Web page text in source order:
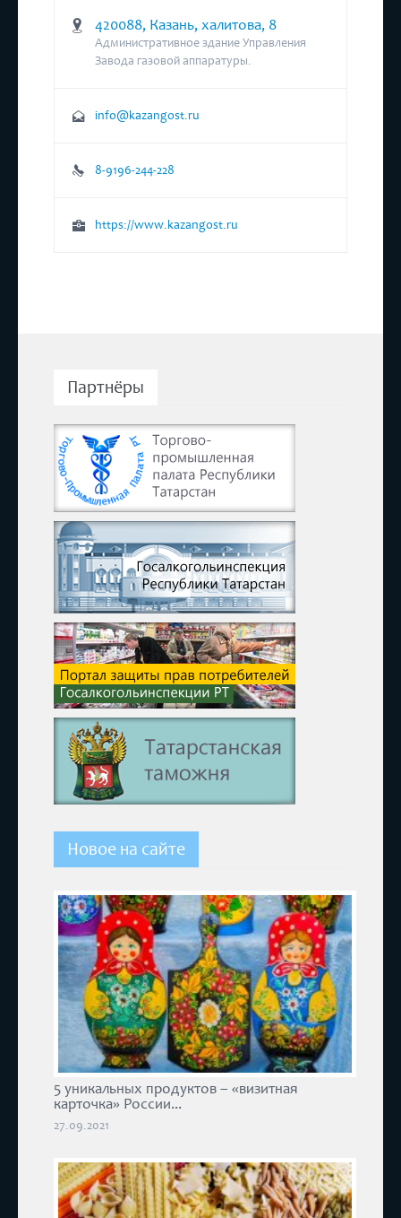
420088, Казань, халитова, 8
Административное здание Управления
Завода газовой аппаратуры.
info@kazangost.ru
8-9196-244-228
https://www.kazangost.ru
Партнёры
Новое на сайте
5 уникальных продуктов – «визитная
карточка» России...
27.09.2021